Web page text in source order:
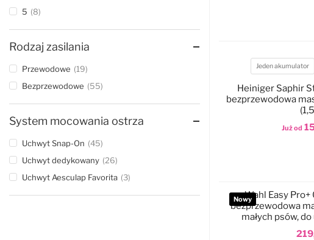
5
8
Rodzaj zasilania
Przewodowe
19
Bezprzewodowe
55
System mocowania ostrza
Uchwyt Snap-On
45
Uchwyt dedykowany
26
Uchwyt Aesculap Favorita 3
Akumulatory
Jeden akumulator
Już od
Heiniger Saphir
bezprzewodowa
NowyWahl Easy
bezprzewodowa
małych psów,